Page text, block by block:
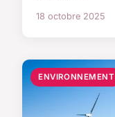
18 octobre 2025
ENVIRONNEMENT